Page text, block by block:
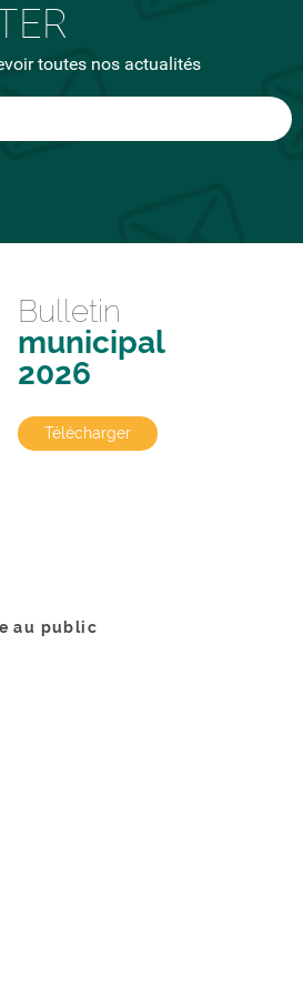
toutes nos actualités
Bulletin
municipal
2026
Télécharger
au public